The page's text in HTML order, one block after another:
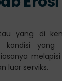
yang di
kondisi yang
luar serviks.